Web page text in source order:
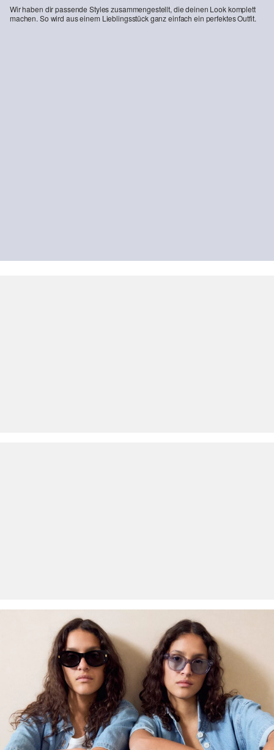
Wir haben dir passende Styles zusammengestellt, die deinen Look komplett
machen. So wird aus einem Lieblingsstück ganz einfach ein perfektes Outfit.